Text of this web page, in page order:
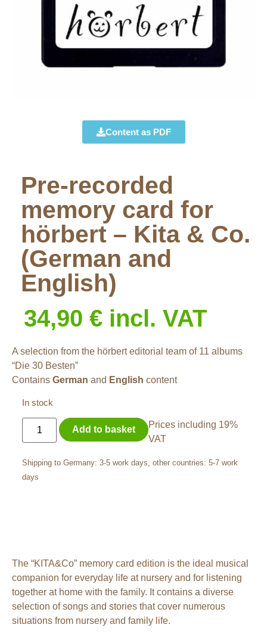
Content as PDF
Pre-recorded
memory card for
hörbert – Kita & Co.
(German and
English)
34,90 € incl. VAT
A selection from the hörbert editorial team of 11 albums
“Die 30 Besten”
Contains German and English content
In stock
Add to basket
Prices including 19%
VAT
Shipping to Germany: 3-5 work days, other countries: 5-7 work
days
The “KITA&Co” memory card edition is the ideal musical
companion for everyday life at nursery and for listening
together at home with the family. It contains a diverse
selection of songs and stories that cover numerous
situations from nursery and family life.